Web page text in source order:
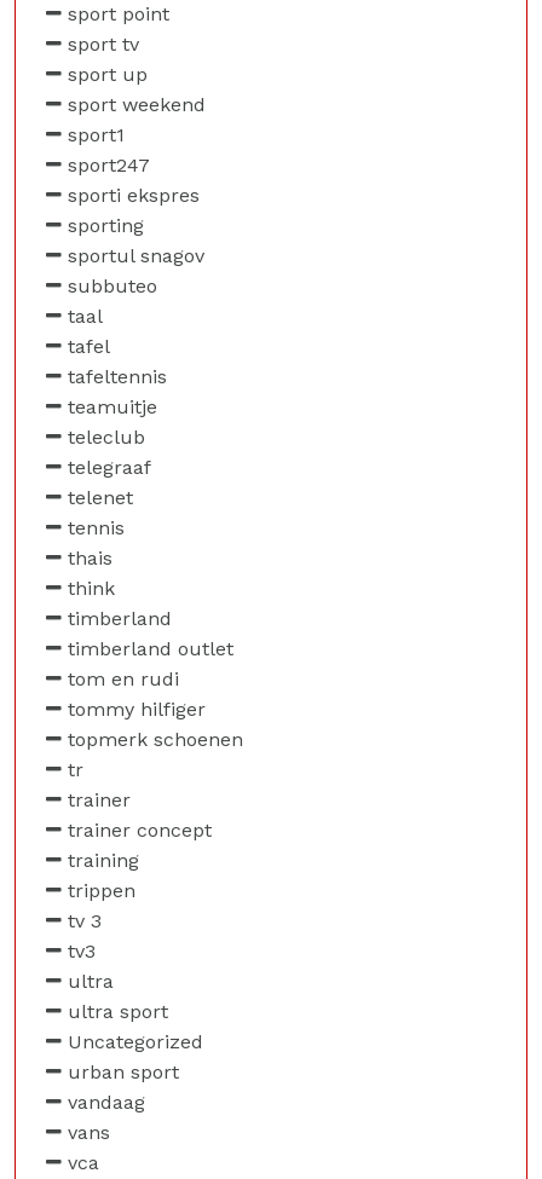
sport point
sport tv
sport up
sport weekend
sport1
sport247
sporti ekspres
sporting
sportul snagov
subbuteo
taal
tafel
tafeltennis
teamuitje
teleclub
telegraaf
telenet
tennis
thais
think
timberland
timberland outlet
tom en rudi
tommy hilfiger
topmerk schoenen
tr
trainer
trainer concept
training
trippen
tv 3
tv3
ultra
ultra sport
Uncategorized
urban sport
vandaag
vans
vca